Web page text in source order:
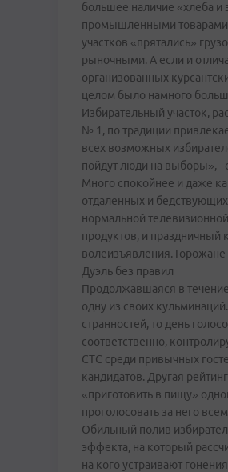
большее наличие «хлеба
промышленными товарами.
участков «прятались»
рыночными. А если и
организованных
целом было намного
Избирательный участок,
№ 1, по традиции
всех возможных
пойдут люди на выборы», -
Много спокойнее и даже
отдаленных и
нормальной
продуктов, и праздничный
волеизъявления. Горожане
Дуэль без правил
Продолжавшаяся в
одну из своих
странностей, то день
соответственно,
СТС среди привычных
кандидатов. Другая
«приготовить в пищу»
проголосовать за него
Обильный полив
эффекта, на который
на кого устраивают